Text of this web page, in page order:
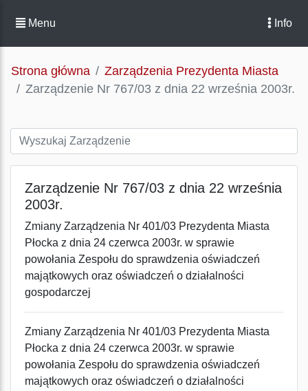
Menu Info
Strona główna
Zarządzenia Prezydenta Miasta
Zarządzenie Nr 767/03 z dnia 22 września 2003r.
Zarządzenie Nr 767/03 z dnia 22 września
2003r.
Zmiany Zarządzenia Nr 401/03 Prezydenta Miasta
Płocka z dnia 24 czerwca 2003r. w sprawie
powołania Zespołu do sprawdzenia oświadczeń
majątkowych oraz oświadczeń o działalności
gospodarczej
Zmiany Zarządzenia Nr 401/03 Prezydenta Miasta
Płocka z dnia 24 czerwca 2003r. w sprawie
powołania Zespołu do sprawdzenia oświadczeń
majątkowych oraz oświadczeń o działalności